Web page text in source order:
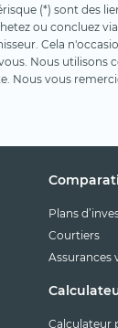
(*) sont des
ou concluez
Cela
Nous utilisons
Nous vous
Plans
Courtiers
Assurances
Calculateur